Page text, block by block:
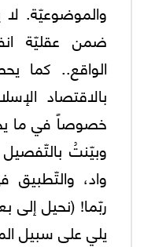
والموضوعيّة.
ضمن عقليّة
الواقع.. كما
بالاقتصاد
خصوصاً في ما
وبيّنتُ
واد،
ربّما! (نحيل إلى
يلي على سبيل